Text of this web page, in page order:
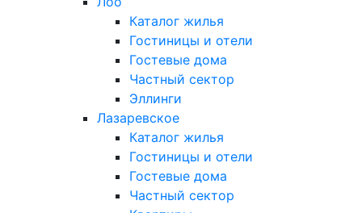
Каталог жилья
Гостиницы и отели
Гостевые дома
Частный сектор
Эллинги
Лазаревское
Каталог жилья
Гостиницы и отели
Гостевые дома
Частный сектор